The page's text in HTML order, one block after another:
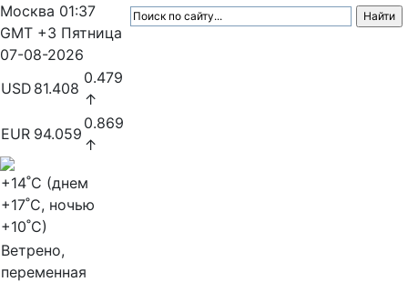
Москва 01:37
GMT +3 Пятница
07-08-2026
USD 81.408
0.479
↑
EUR 94.059
0.869
↑
+14˚C (днем
+17˚C, ночью
+10˚C)
Ветрено,
переменная